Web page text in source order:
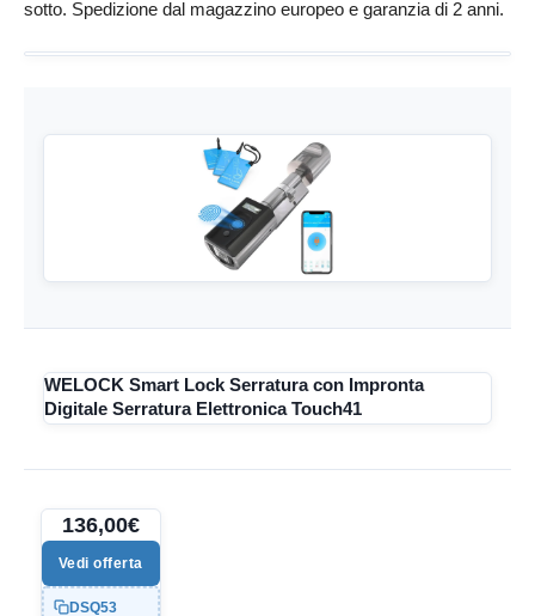
sotto. Spedizione dal magazzino europeo e garanzia di 2 anni.
WELOCK Smart Lock Serratura con Impronta
Digitale Serratura Elettronica Touch41
136,00€
Vedi offerta
DSQ53